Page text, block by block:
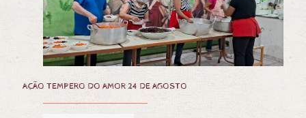
AÇÃO TEMPERO DO AMOR 24 DE AGOSTO